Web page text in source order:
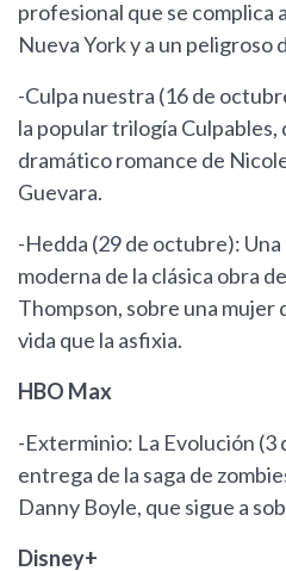
profesional que se complica
Nueva York y a un peligroso
-Culpa nuestra (16 de
la popular trilogía Culpables,
dramático romance de
Guevara.
-Hedda (29 de octubre):
moderna de la clásica obra
Thompson, sobre una mujer
vida que la asfixia.
HBO Max
-Exterminio: La Evolución
entrega de la saga de
Danny Boyle, que sigue a
Disney+